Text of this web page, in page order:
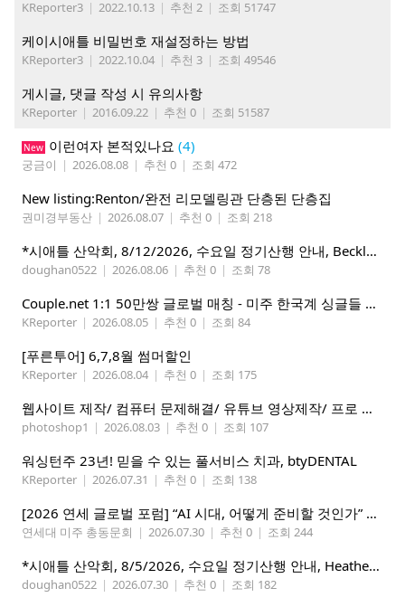
KReporter3 | 2022.10.13 | 추천 2 | 조회 51747
케이시애틀 비밀번호 재설정하는 방법
KReporter3 | 2022.10.04 | 추천 3 | 조회 49546
게시글, 댓글 작성 시 유의사항
KReporter | 2016.09.22 | 추천 0 | 조회 51587
New 이런여자 본적있나요 (4)
궁금이 | 2026.08.08 | 추천 0 | 조회 472
New listing:Renton/완전 리모델링관 단층된 단층집
권미경부동산 | 2026.08.07 | 추천 0 | 조회 218
*시애틀 산악회, 8/12/2026, 수요일 정기산행 안내, Beckler Peak*
doughan0522 | 2026.08.06 | 추천 0 | 조회 78
Couple.net 1:1 50만쌍 글로벌 매칭 - 미주 한국계 싱글들 모이세요
KReporter | 2026.08.05 | 추천 0 | 조회 84
[푸른투어] 6,7,8월 썸머할인
KReporter | 2026.08.04 | 추천 0 | 조회 175
웹사이트 제작/ 컴퓨터 문제해결/ 유튜브 영상제작/ 프로 사진촬영
photoshop1 | 2026.08.03 | 추천 0 | 조회 107
워싱턴주 23년! 믿을 수 있는 풀서비스 치과, btyDENTAL
KReporter | 2026.07.31 | 추천 0 | 조회 138
[2026 연세 글로벌 포럼] “AI 시대, 어떻게 준비할 것인가” 8월 7-10일 벨뷰 개최
연세대 미주 총동문회 | 2026.07.30 | 추천 0 | 조회 244
*시애틀 산악회, 8/5/2026, 수요일 정기산행 안내, Heather Lake*
doughan0522 | 2026.07.30 | 추천 0 | 조회 182